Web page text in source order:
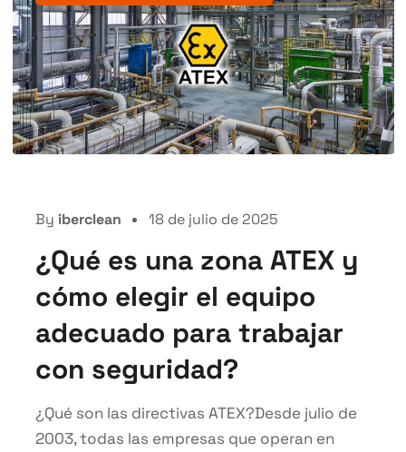
By iberclean 18 de julio de 2025
¿Qué es una zona ATEX y
cómo elegir el equipo
adecuado para trabajar
con seguridad?
¿Qué son las directivas ATEX?Desde julio de
2003, todas las empresas que operan en